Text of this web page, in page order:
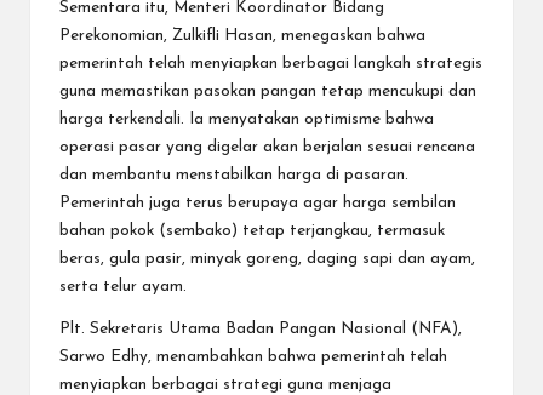
Sementara itu, Menteri Koordinator Bidang
Perekonomian, Zulkifli Hasan, menegaskan bahwa
pemerintah telah menyiapkan berbagai langkah strategis
guna memastikan pasokan pangan tetap mencukupi dan
harga terkendali. Ia menyatakan optimisme bahwa
operasi pasar yang digelar akan berjalan sesuai rencana
dan membantu menstabilkan harga di pasaran.
Pemerintah juga terus berupaya agar harga sembilan
bahan pokok (sembako) tetap terjangkau, termasuk
beras, gula pasir, minyak goreng, daging sapi dan ayam,
serta telur ayam.
Plt. Sekretaris Utama Badan Pangan Nasional (NFA),
Sarwo Edhy, menambahkan bahwa pemerintah telah
menyiapkan berbagai strategi guna menjaga